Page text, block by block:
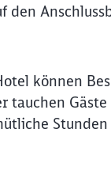
den
können
tauchen